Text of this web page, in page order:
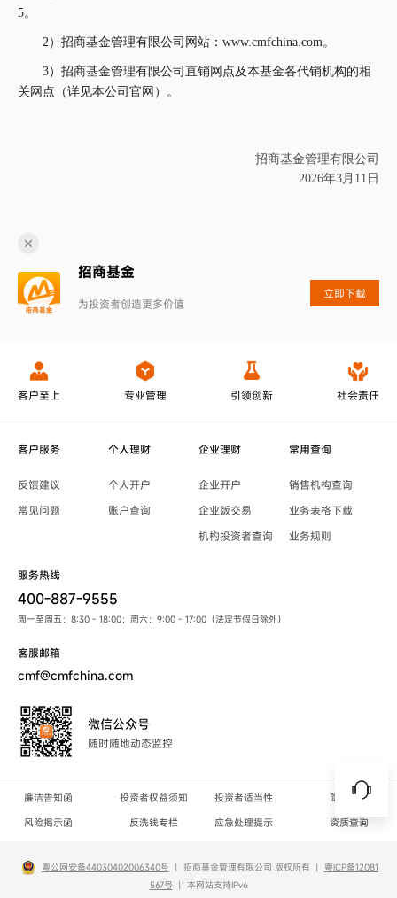
5。
2）招商基金管理有限公司网站：www.cmfchina.com。
3）招商基金管理有限公司直销网点及本基金各代销机构的相
关网点（详见本公司官网）。
招商基金管理有限公司
2026年3月 11 日
招商基金
为投资者创造更多价值
立即下载
客户至上 专业管理 引领创新 社会责任
客户服务
反馈建议
常见问题
个人理财
个人开户
账户查询
企业理财
企业开户
企业版交易
机构投资者查询
常用查询
销售机构查询
业务表格下载
业务规则
服务热线
400-887-9555
周一至周五：8:30 - 18:00；周六：9:00 - 17:00（法定节假日除外）
客服邮箱
cmf@cmfchina.com
微信公众号
随时随地动态监控
廉洁告知函 投资者权益须知 投资者适当性
隐私政策
风险揭示函
反洗钱专栏 应急处理提示 资质查询
粤公网安备44030402006340号 丨 招商基金管理有限公司 版权所有 丨 粤ICP备12081
567号 丨 本网站支持IPv6